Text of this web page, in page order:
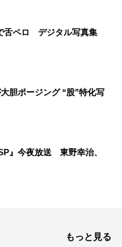
舌ペロ デジタル写真集
胆ポージング “股”特化写
』今夜放送 東野幸治、
もっと見る